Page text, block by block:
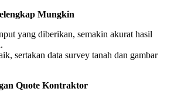
Mungkin
yang diberikan, semakin akurat hasil
sertakan data survey tanah dan gambar
Quote Kontraktor